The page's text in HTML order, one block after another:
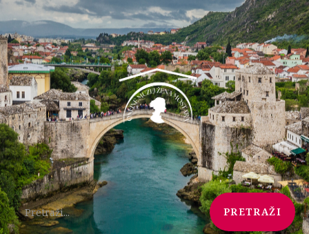
PRETRAŽI